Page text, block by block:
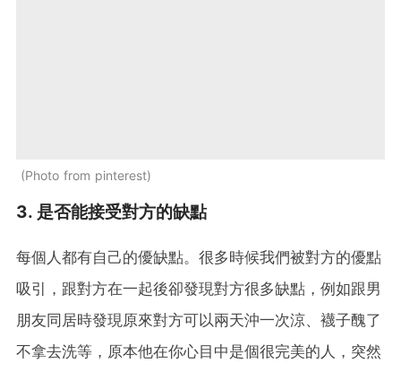
Photo from pinterest
3. 是否能接受對方的缺點
每個人都有自己的優缺點。很多時候我們被對方的優點
吸引，跟對方在一起後卻發現對方很多缺點，例如跟男
朋友同居時發現原來對方可以兩天沖一次涼、襪子醜了
不拿去洗等，原本他在你心目中是個很完美的人，突然